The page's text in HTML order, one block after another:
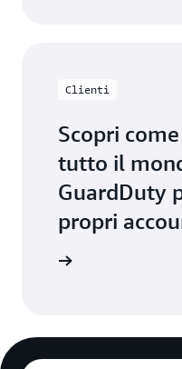
Clienti
Scopri
tutto il
GuardDuty
propri